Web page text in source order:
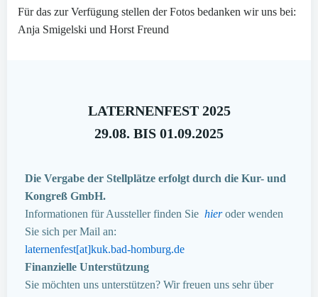
Für das zur Verfügung stellen der Fotos bedanken wir uns bei:
Anja Smigelski und Horst Freund
LATERNENFEST 2025
29.08. BIS 01.09.2025
Die Vergabe der Stellplätze erfolgt durch die Kur- und
Kongreß GmbH.
Informationen für Aussteller finden Sie hieroder wenden
Sie sich per Mail an:
laternenfest[at]kuk.bad-homburg.de
Finanzielle Unterstützung
Sie möchten uns unterstützen? Wir freuen uns sehr über